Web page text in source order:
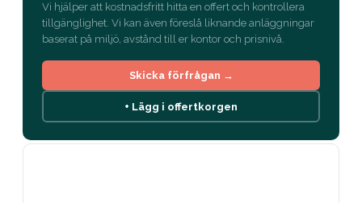
Vi hjälper att kostnadsfritt hitta en offert och kontrollera
tillgänglighet. Vi kan även föreslå liknande anläggningar
baserat på miljö, avstånd till er kontor och prisnivå.
Skicka förfrågan →
+ Lägg i offertkorgen